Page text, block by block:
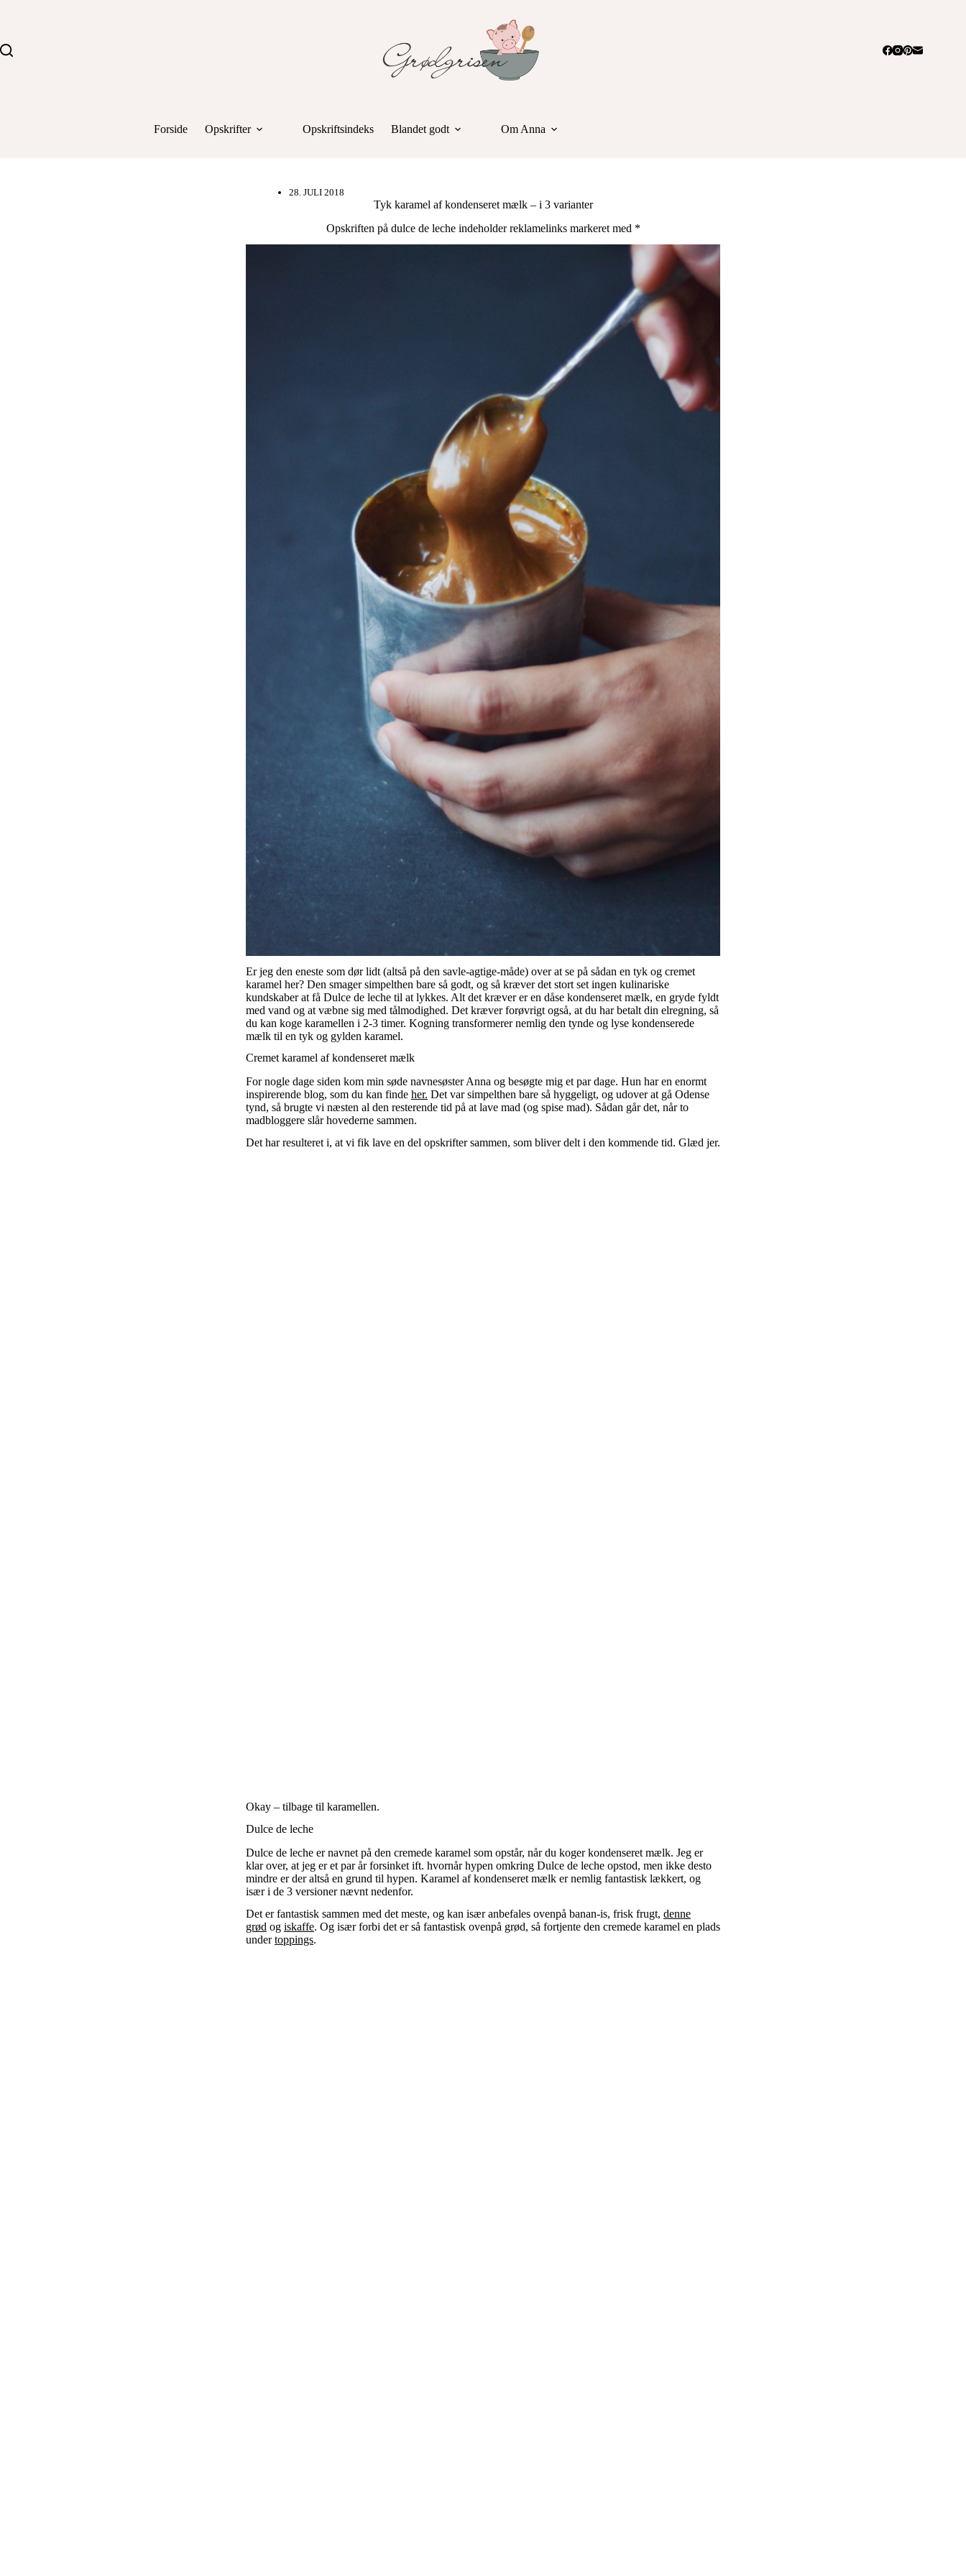
Forside Opskrifter Opskriftsindeks Blandet godt Om Anna
28. JULI 2018
Tyk karamel af kondenseret mælk – i 3 varianter
Opskriften på dulce de leche indeholder reklamelinks markeret med *
Er jeg den eneste som dør lidt (altså på den savle-agtige-måde) over at se på sådan en tyk og cremet
karamel her? Den smager simpelthen bare så godt, og så kræver det stort set ingen kulinariske
kundskaber at få Dulce de leche til at lykkes. Alt det kræver er en dåse kondenseret mælk, en gryde fyldt
med vand og at væbne sig med tålmodighed. Det kræver forøvrigt også, at du har betalt din elregning, så
du kan koge karamellen i 2-3 timer. Kogning transformerer nemlig den tynde og lyse kondenserede
mælk til en tyk og gylden karamel.
Cremet karamel af kondenseret mælk
For nogle dage siden kom min søde navnesøster Anna og besøgte mig et par dage. Hun har en enormt
inspirerende blog, som du kan finde her. Det var simpelthen bare så hyggeligt, og udover at gå Odense
tynd, så brugte vi næsten al den resterende tid på at lave mad (og spise mad). Sådan går det, når to
madbloggere slår hovederne sammen.
Det har resulteret i, at vi fik lave en del opskrifter sammen, som bliver delt i den kommende tid. Glæd jer.
Okay – tilbage til karamellen.
Dulce de leche
Dulce de leche er navnet på den cremede karamel som opstår, når du koger kondenseret mælk. Jeg er
klar over, at jeg er et par år forsinket ift. hvornår hypen omkring Dulce de leche opstod, men ikke desto
mindre er der altså en grund til hypen. Karamel af kondenseret mælk er nemlig fantastisk lækkert, og
især i de 3 versioner nævnt nedenfor.
Det er fantastisk sammen med det meste, og kan især anbefales ovenpå banan-is, frisk frugt, denne
grød og iskaffe. Og især forbi det er så fantastisk ovenpå grød, så fortjente den cremede karamel en plads
undertoppings.